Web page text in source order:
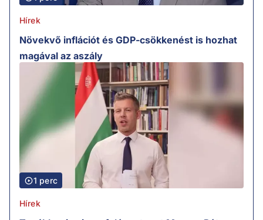
Hírek
Növekvő inflációt és GDP-csökkenést is hozhat
magával az aszály
1 perc
Hírek